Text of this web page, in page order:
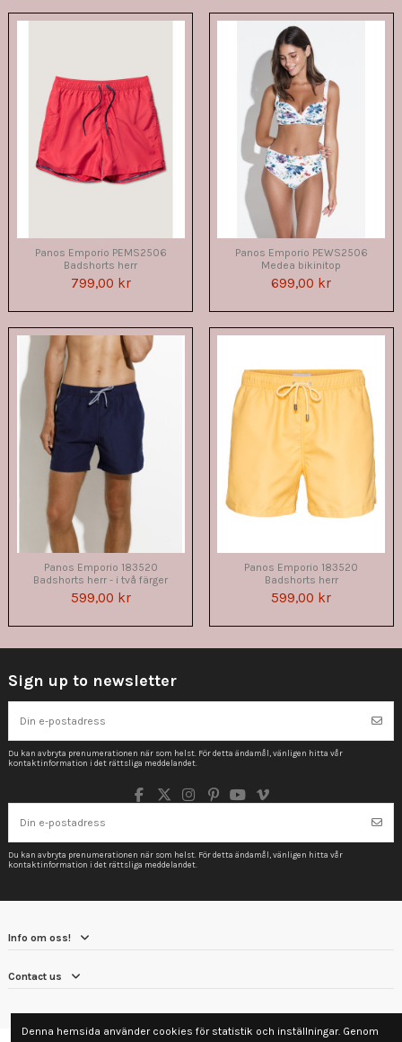
Panos Emporio PEMS2506
Badshorts herr
799,00 kr
Panos Emporio PEWS2506
Medea bikinitop
699,00 kr
Panos Emporio 183520
Badshorts herr - i två färger
599,00 kr
Panos Emporio 183520
Badshorts herr
599,00 kr
Sign up to newsletter
Du kan avbryta prenumerationen när som helst. För detta ändamål, vänligen hitta vår
kontaktinformation i det rättsliga meddelandet.
Du kan avbryta prenumerationen när som helst. För detta ändamål, vänligen hitta vår
kontaktinformation i det rättsliga meddelandet.
Info om oss!
Contact us
Denna hemsida använder cookies för statistik och inställningar. Genom